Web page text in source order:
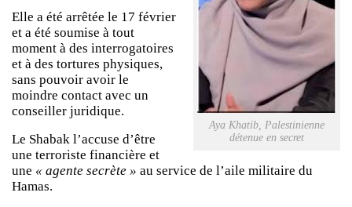
Aya Khatib, Palestinienne
détenue en secret
Elle a été arrêtée le 17 février
et a été soumise à tout
moment à des interrogatoires
et à des tortures physiques,
sans pouvoir avoir le
moindre contact avec un
conseiller juridique.
Le Shabak l’accuse d’être
une terroriste financière et
une « agente secrète » au service de l’aile militaire du
Hamas.